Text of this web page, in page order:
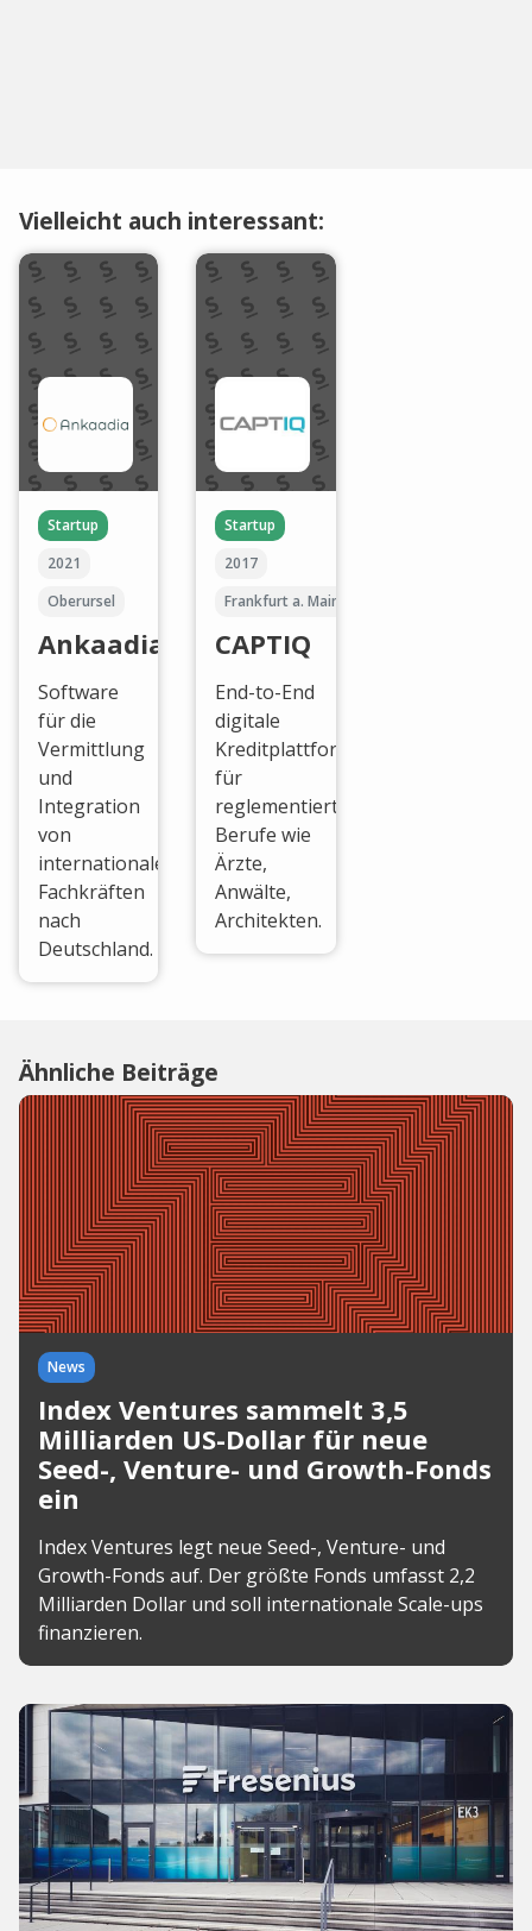
Vielleicht auch interessant:
Startup
2021
Oberursel
Ankaadia
Software
für die
Vermittlung
und
Integration
von
internationalen
Fachkräften
nach
Deutschland.
Startup
2017
Frankfurt a. Main
CAPTIQ
End-to-End
digitale
Kreditplattform
für
reglementierte
Berufe wie
Ärzte,
Anwälte,
Architekten.
Ähnliche Beiträge
News
Index Ventures sammelt 3,5
Milliarden US-Dollar für neue
Seed-, Venture- und Growth-Fonds
ein
Index Ventures legt neue Seed-, Venture- und
Growth-Fonds auf. Der größte Fonds umfasst 2,2
Milliarden Dollar und soll internationale Scale-ups
finanzieren.